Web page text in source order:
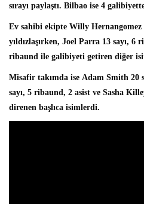
sırayı paylaştı. Bilbao ise 4
Ev sahibi ekipte Willy Hernangomez
yıldızlaşırken, Joel Parra 13 sayı, 6
ribaund ile galibiyeti getiren diğer
Misafir takımda ise Adam Smith 20
sayı, 5 ribaund, 2 asist ve Sasha
direnen başlıca isimlerdi.